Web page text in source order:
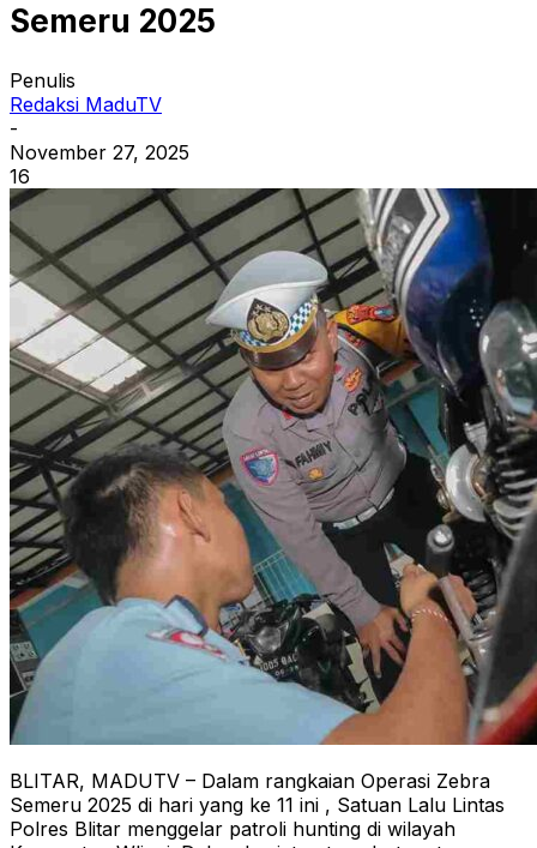
Semeru 2025
Penulis
Redaksi MaduTV
-
November 27, 2025
16
BLITAR, MADUTV – Dalam rangkaian Operasi Zebra
Semeru 2025 di hari yang ke 11 ini , Satuan Lalu Lintas
Polres Blitar menggelar patroli hunting di wilayah